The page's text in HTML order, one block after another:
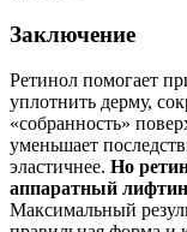
Заключение
Ретинол помогает
уплотнить дерму,
«собранность»
уменьшает
эластичнее. Но
аппаратный
Максимальный